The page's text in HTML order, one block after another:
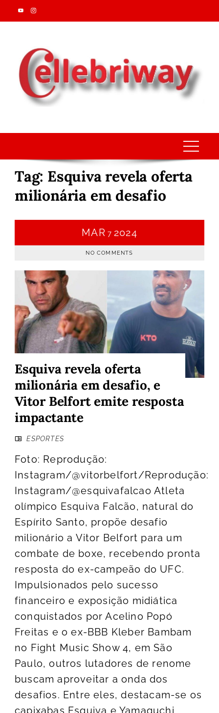
Skip
to
Tag: Esquiva revela oferta
milionária em desafio
MAR 7 2024
NO COMMENTS
Esquiva revela oferta
milionária em desafio, e
Vitor Belfort emite resposta
impactante
ESPORTES
Foto: Reprodução:
Instagram/@vitorbelfort/Reprodução:
Instagram/@esquivafalcao Atleta
olímpico Esquiva Falcão, natural do
Espírito Santo, propõe desafio
milionário a Vitor Belfort para um
combate de boxe, recebendo pronta
resposta do ex-campeão do UFC.
Impulsionados pelo sucesso
financeiro e exposição midiática
conquistados por Acelino Popó
Freitas e o ex-BBB Kleber Bambam
no Fight Music Show 4, em São
Paulo, outros lutadores de renome
buscam aproveitar a onda dos
desafios. Entre eles, destacam-se os
capixabas Esquiva e Yamaguchi